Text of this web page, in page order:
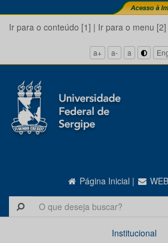
Ir para o conteúdo [1] | Ir para o menu [2]
a+ a- a
Página Inicial |
Institucional